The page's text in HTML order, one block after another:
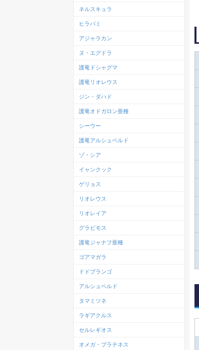
ネルスキュラ
ヒラバミ
アジャラカン
ヌ・エグドラ
護竜ドシャグマ
護竜リオレウス
ジン・ダハド
護竜オドガロン亜種
シーウー
護竜アルシュベルド
ゾ・シア
イャンクック
ゲリョス
リオレウス
リオレイア
グラビモス
護竜ジャナフ亜種
ゴアマガラ
ドドブランゴ
アルシュベルド
タマミツネ
ラギアクルス
セルレギオス
オメガ・プラテネス